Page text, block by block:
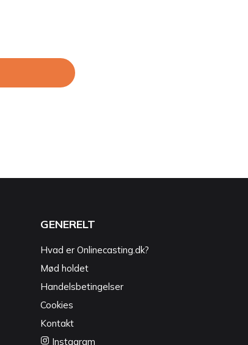
GENERELT
Hvad er Onlinecasting.dk?
Mød holdet
Handelsbetingelser
Cookies
Kontakt
Instagram